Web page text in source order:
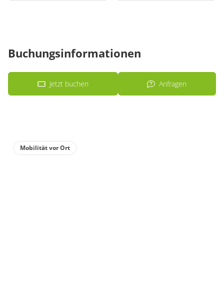
Buchungsinformationen
Jetzt buchen Anfragen
Mobilität vor Ort